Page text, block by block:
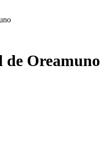
de Oreamuno